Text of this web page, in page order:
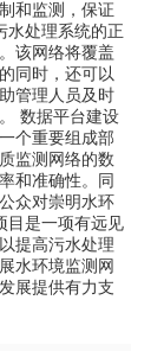
和监测，保证
水处理系统的正
该网络将覆盖
同时，还可以
管理人员及时
数据平台建设
个重要组成部
监测网络的数
和准确性。同
众对崇明水环
目是一项有远见
提高污水处理
水环境监测网
展提供有力支